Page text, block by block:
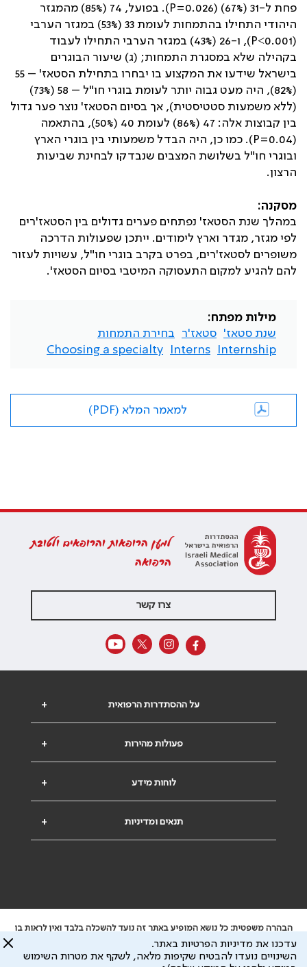
פחת ל-31 (67%) (0.026=
P
). בפועל, 74 (85%) מהמגזר
היהודי התחילו בהתמחות לעומת 33 (53%) במגזר הערבי
(0.001˂
P
), ו-26 (43%) במגזר הערבי התחילו לעבוד
בקהילה שלא במסגרת התמחות; (ג) שיעור הבוגרים
בישראל שידעו את המקצוע בו יבחרו בתחילת הסטאז' – 55
(82%), היה מעט גבוה יותר לעומת בוגרי חו"ל – 58 (73%)
(ללא משמעות סטטיסטית), אך בסיום הסטאז' נוצר פער גדול
בין קבוצות אלה: 47 (86%) לעומת 40 (50%), בהתאמה
(0.04=
P). כמו כן, היה הבדל משמעותי בין בוגרי הארץ
ובוגרי חו"ל בשלושת המצבים שנבדקו לבחינת שביעות
הרצון.
מסקנה:
במהלך שנת הסטאז' נפתחים פערים גדולים בין הסטאז'רים
לפי מגזר, מגדר וארץ לימודים. ייתכן שפעולות הדרכה
משופרים לסטאז'רים, בפרט בקרב בוגרי חו"ל, עשויות לעזור
להם להגיע למקום התעסוקה המיטבי בסיום הסטאז'.
מילות מפתח:
שנת סטאז'
סטאז'ר
בחירת התמחות
Internship
Interns
Choosing a specialty
למאמר המלא (PDF)
למען הרופאות והרופאים ולטובת
הרפואה
צרו קשר
+ על ההסתדרות הרפואית
+ פעולות מהירות
+ לוחות מידע
+ תנאים ומדיניות
הבהרה משפטית: כל נושא המופיע באתר זה נועד להשכלה בלבד ואין לראות בו
ייעוץ רפואי או משפטי. אין הר"י אחראית לתוכן המתפרסם באתר זה ולכל נזק
שעלול להיגרם.
עדכנו את מדיניות הפרטיות באתר.
השינויים נועדו להבטיח שקיפות מלאה, לשקף את מטרות השימוש